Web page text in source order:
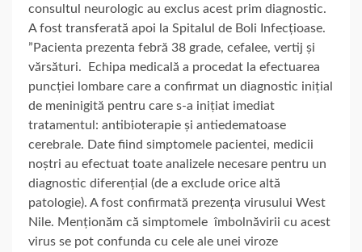
consultul neurologic au exclus acest prim diagnostic.
A fost transferată apoi la Spitalul de Boli Infecțioase.
”Pacienta prezenta febră 38 grade, cefalee, vertij și
vărsături. Echipa medicală a procedat la efectuarea
puncției lombare care a confirmat un diagnostic inițial
de meninigită pentru care s-a inițiat imediat
tratamentul: antibioterapie și antiedematoase
cerebrale. Date fiind simptomele pacientei, medicii
noștri au efectuat toate analizele necesare pentru un
diagnostic diferențial (de a exclude orice altă
patologie). A fost confirmată prezența virusului West
Nile. Menționăm că simptomele îmbolnăvirii cu acest
virus se pot confunda cu cele ale unei viroze